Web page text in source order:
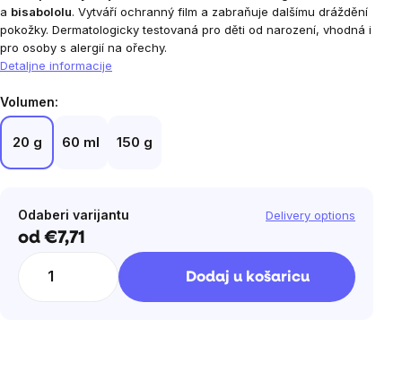
a bisabololu. Vytváří ochranný film a zabraňuje dalšímu dráždění
pokožky. Dermatologicky testovaná pro děti od narození, vhodná i
pro osoby s alergií na ořechy.
Detaljne informacije
Volumen:
20 g 60 ml 150 g
Odaberi varijantu Delivery options
od €7,71
Dodaj u košaricu